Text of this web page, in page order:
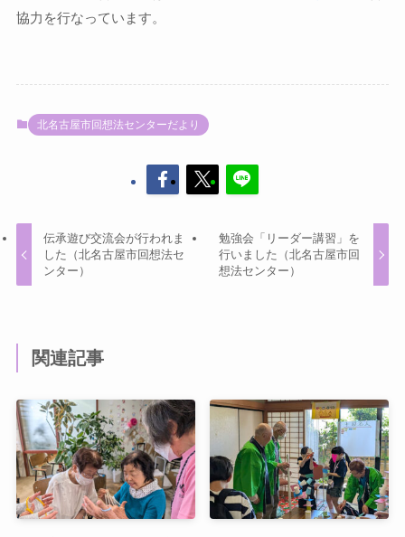
協力を行なっています。
北名古屋市回想法センターだより
伝承遊び交流会が行われま
した（北名古屋市回想法セ
ンター）
勉強会「リーダー講習」を
行いました（北名古屋市回
想法センター）
関連記事